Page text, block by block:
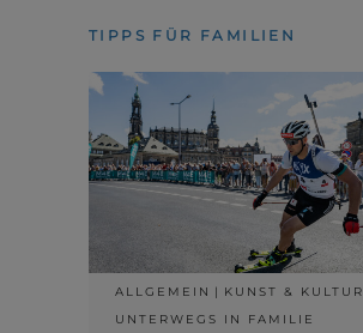
TIPPS FÜR FAMILIEN
ALLGEMEIN
KUNST & KULTUR
UNTERWEGS IN FAMILIE